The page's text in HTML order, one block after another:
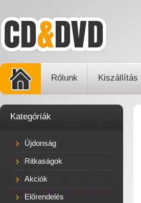
Rólunk Kiszállítás
Kategóriák
Újdonság
Ritkaságok
Akciók
Előrendelés